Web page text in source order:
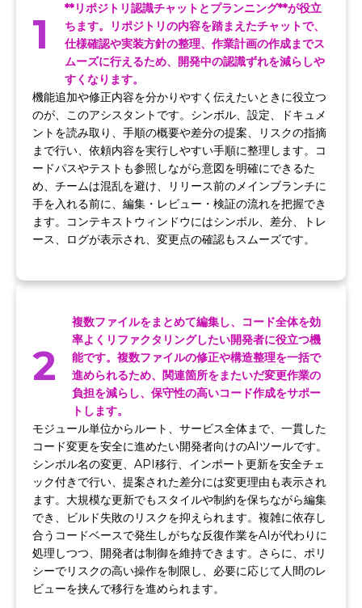
1
**リポジトリ認識チャットとプランニング**が役立
ちます。リポジトリの内容を踏まえたチャットで、
仕様確認や実装方針の整理、作業計画の作成までス
ムーズに行えるため、開発中の認識ずれを減らしや
すくなります。
機能追加や修正内容を分かりやすく伝えたいときに役立つ
のが、このアシスタントです。シンボル、設定、ドキュメ
ントを読み取り、手順の概要や差分の提案、リスクの指摘
まで行い、依頼内容を実行しやすい手順に整理します。コ
ードパスやテストも参照しながら意図を明確にできるた
め、チームは混乱を避け、リリース前のメインブランチに
手を入れる前に、編集・レビュー・検証の流れを把握でき
ます。コンテキストウィンドウにはシンボル、差分、トレ
ース、ログが表示され、変更点の確認もスムーズです。
2
複数ファイルをまとめて編集し、コード全体を効
率よくリファクタリングしたい開発者に役立つ機
能です。複数ファイルの修正や構造整理を一括で
進められるため、関連箇所をまたいだ変更作業の
負担を減らし、保守性の高いコード作成をサポー
トします。
モジュール単位からルート、サービス全体まで、一貫した
コード変更を安全に進めたい開発者向けのAIツールです。
シンボル名の変更、API移行、インポート更新を安全チェ
ック付きで行い、提案された差分には変更理由も表示され
ます。大規模な更新でもスタイルや制約を保ちながら編集
でき、ビルド失敗のリスクを抑えられます。複雑に依存し
合うコードベースで発生しがちな反復作業をAIが代わりに
処理しつつ、開発者は制御を維持できます。さらに、ポリ
シーでリスクの高い操作を制限し、必要に応じて人間のレ
ビューを挟んで移行を進められます。